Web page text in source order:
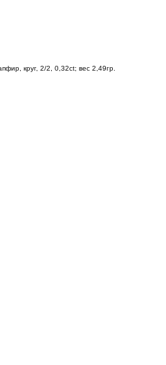
круг, 2/2, 0,32ct; вес 2,49гр.